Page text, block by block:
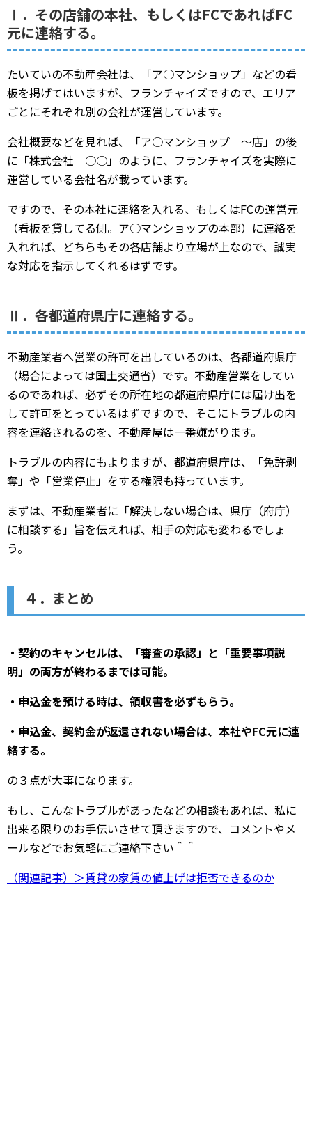
Ⅰ．その店舗の本社、もしくはFCであればFC
元に連絡する。
たいていの不動産会社は、「ア○マンショップ」などの看
板を掲げてはいますが、フランチャイズですので、エリア
ごとにそれぞれ別の会社が運営しています。
会社概要などを見れば、「ア○マンショップ ～店」の後
に「株式会社 ○○」のように、フランチャイズを実際に
運営している会社名が載っています。
ですので、その本社に連絡を入れる、もしくはFCの運営元
（看板を貸してる側。ア○マンショップの本部）に連絡を
入れれば、どちらもその各店舗より立場が上なので、誠実
な対応を指示してくれるはずです。
Ⅱ．各都道府県庁に連絡する。
不動産業者へ営業の許可を出しているのは、各都道府県庁
（場合によっては国土交通省）です。不動産営業をしてい
るのであれば、必ずその所在地の都道府県庁には届け出を
して許可をとっているはずですので、そこにトラブルの内
容を連絡されるのを、不動産屋は一番嫌がります。
トラブルの内容にもよりますが、都道府県庁は、「免許剥
奪」や「営業停止」をする権限も持っています。
まずは、不動産業者に「解決しない場合は、県庁（府庁）
に相談する」旨を伝えれば、相手の対応も変わるでしょ
う。
４．まとめ
・契約のキャンセルは、「審査の承認」と「重要事項説
明」の両方が終わるまでは可能。
・申込金を預ける時は、領収書を必ずもらう。
・申込金、契約金が返還されない場合は、本社やFC元に連
絡する。
の３点が大事になります。
もし、こんなトラブルがあったなどの相談もあれば、私に
出来る限りのお手伝いさせて頂きますので、コメントやメ
ールなどでお気軽にご連絡下さい＾＾
（関連記事）＞賃貸の家賃の値上げは拒否できるのか